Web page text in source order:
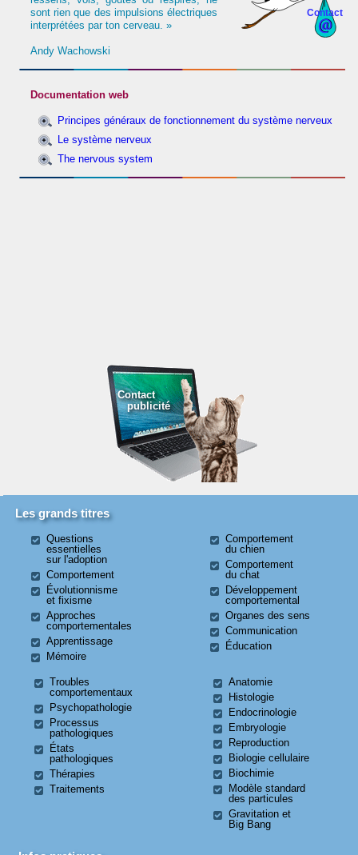
Contact
sont rien que des impulsions électriques
interprétées par ton cerveau. »
Andy Wachowski
Documentation web
Principes généraux de fonctionnement du système nerveux
Le système nerveux
The nervous system
Contact
publicité
Les grands titres
Questions
essentielles
sur l'adoption
Comportement
Évolutionnisme
et fixisme
Approches
comportementales
Apprentissage
Mémoire
Comportement
du chien
Comportement
du chat
Développement
comportemental
Organes des sens
Communication
Éducation
Troubles
comportementaux
Psychopathologie
Processus
pathologiques
États
pathologiques
Thérapies
Traitements
Anatomie
Histologie
Endocrinologie
Embryologie
Reproduction
Biologie cellulaire
Biochimie
Modèle standard
des particules
Gravitation et
Big Bang